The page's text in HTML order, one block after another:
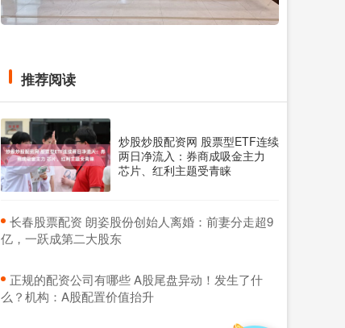
推荐阅读
炒股炒股配资网 股票型ETF连续
两日净流入：券商成吸金主力
芯片、红利主题受青睐
​长春股票配资 朗姿股份创始人离婚：前妻分走超9
亿，一跃成第二大股东
​正规的配资公司有哪些 A股尾盘异动！发生了什
么？机构：A股配置价值抬升